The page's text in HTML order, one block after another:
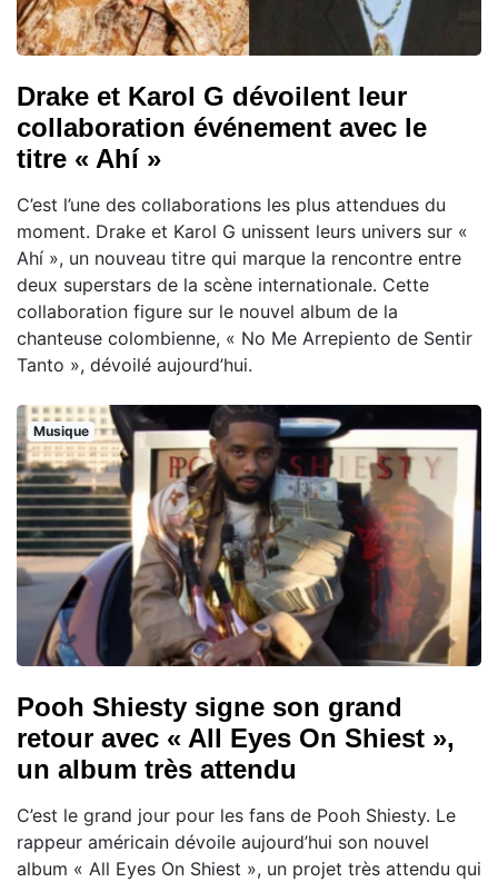
Drake et Karol G dévoilent leur
collaboration événement avec le
titre « Ahí »
C’est l’une des collaborations les plus attendues du
moment. Drake et Karol G unissent leurs univers sur «
Ahí », un nouveau titre qui marque la rencontre entre
deux superstars de la scène internationale. Cette
collaboration figure sur le nouvel album de la
chanteuse colombienne, « No Me Arrepiento de Sentir
Tanto », dévoilé aujourd’hui.
Musique
Pooh Shiesty signe son grand
retour avec « All Eyes On Shiest »,
un album très attendu
C’est le grand jour pour les fans de Pooh Shiesty. Le
rappeur américain dévoile aujourd’hui son nouvel
album « All Eyes On Shiest », un projet très attendu qui